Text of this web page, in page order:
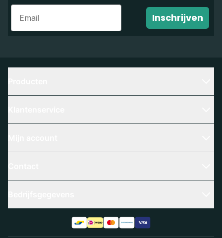
Email
Inschrijven